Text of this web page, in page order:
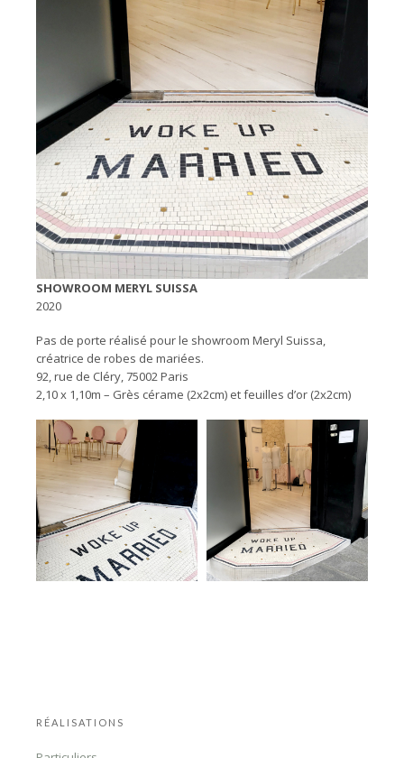
SHOWROOM MERYL SUISSA
2020
Pas de porte réalisé pour le showroom Meryl Suissa,
créatrice de robes de mariées.
92, rue de Cléry, 75002 Paris
2,10 x 1,10m – Grès cérame (2x2cm) et feuilles d’or (2x2cm)
RÉALISATIONS